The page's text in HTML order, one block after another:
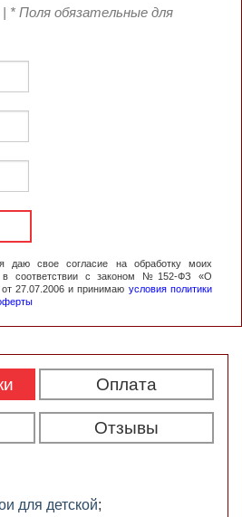
| * Поля обязательные для
даю свое согласие на обработку моих
в соответствии с законом №152-ФЗ «О
27.07.2006 и принимаю условия политики
Оплата
Отзывы
для детской;